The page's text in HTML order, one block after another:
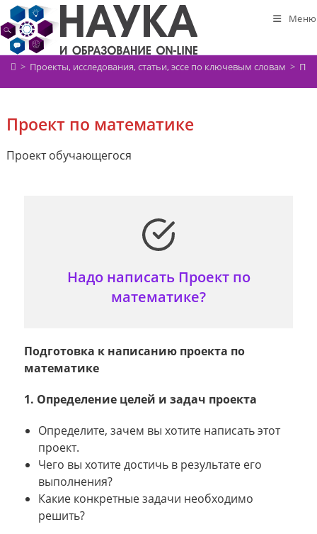
Перейти
к
содержимому
Меню
> Проекты, исследования, статьи, эссе по ключевым словам >
Проект по математике
Проект обучающегося
Надо написать Проект по
математике?
Подготовка к написанию проекта по
математике
1. Определение целей и задач проекта
Определите, зачем вы хотите написать этот
проект.
Чего вы хотите достичь в результате его
выполнения?
Какие конкретные задачи необходимо
решить?